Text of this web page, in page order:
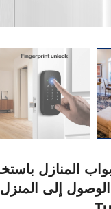
المنازل
الوصول إلى